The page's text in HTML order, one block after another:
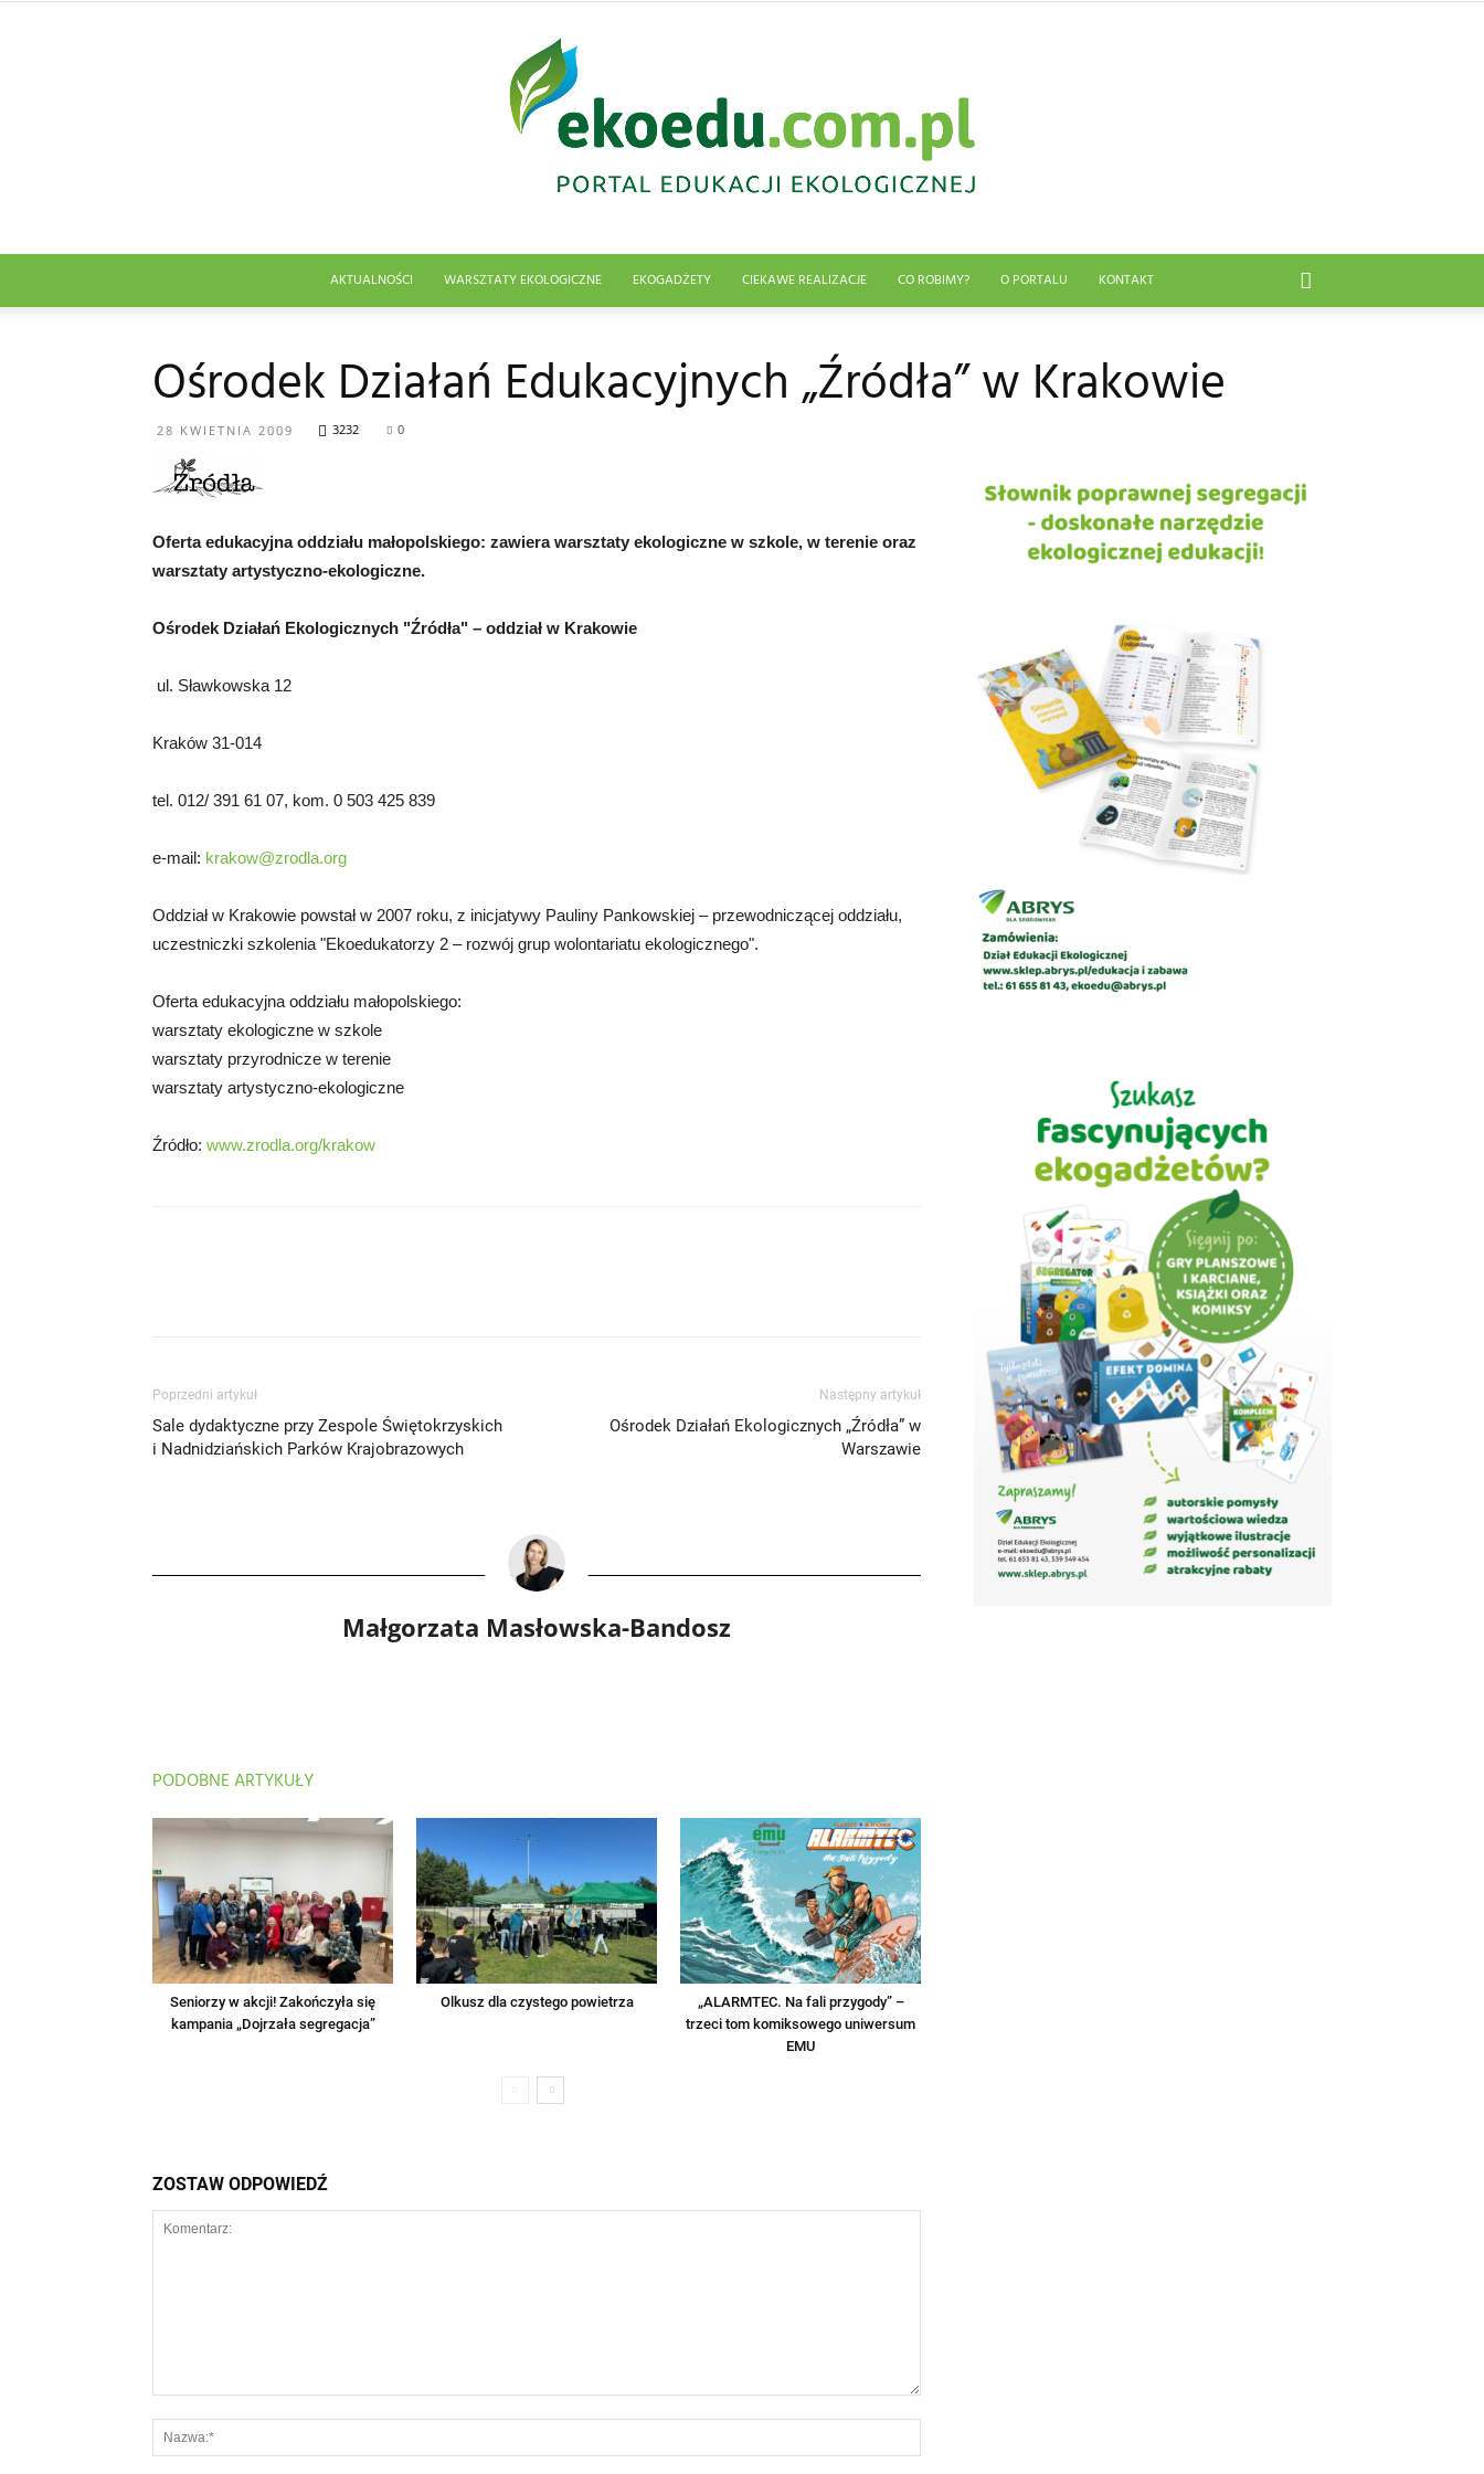
AKTUALNOŚCI WARSZTATY EKOLOGICZNE EKOGADŻETY CIEKAWE REALIZACJE CO ROBIMY? O PORTALU KONTAKT
Ośrodek Działań Edukacyjnych „Źródła” w Krakowie
28 KWIETNIA 2009 3232 0
Oferta edukacyjna oddziału małopolskiego: zawiera warsztaty ekologiczne w szkole, w terenie oraz
warsztaty artystyczno-ekologiczne.
Ośrodek Działań Ekologicznych "Źródła" – oddział w Krakowie
ul. Sławkowska 12
Kraków 31-014
tel. 012/ 391 61 07, kom. 0 503 425 839
e-mail: krakow@zrodla.org
Oddział w Krakowie powstał w 2007 roku, z inicjatywy Pauliny Pankowskiej – przewodniczącej oddziału,
uczestniczki szkolenia "Ekoedukatorzy 2 – rozwój grup wolontariatu ekologicznego".
Oferta edukacyjna oddziału małopolskiego:
warsztaty ekologiczne w szkole
warsztaty przyrodnicze w terenie
warsztaty artystyczno-ekologiczne
Źródło: www.zrodla.org/krakow
Poprzedni artykuł
Sale dydaktyczne przy Zespole Świętokrzyskich
i Nadnidziańskich Parków Krajobrazowych
Następny artykuł
Ośrodek Działań Ekologicznych „Źródła” w
Warszawie
Małgorzata Masłowska-Bandosz
PODOBNE ARTYKUŁY
Seniorzy w akcji! Zakończyła się
kampania „Dojrzała segregacja”
Olkusz dla czystego powietrza
„ALARMTEC. Na fali przygody” –
trzeci tom komiksowego uniwersum
EMU
ZOSTAW ODPOWIEDŹ